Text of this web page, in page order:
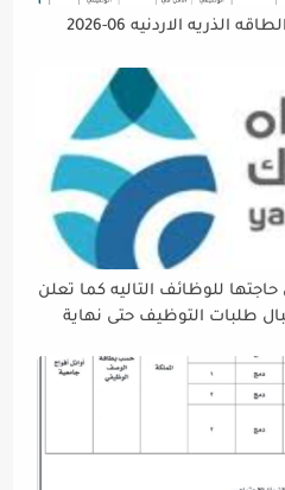
الاردنيه 06-2026
للوظائف التاليه كما تعلن
طلبات التوظيف حتى نهاية
لاستكمال إجراءات التقديم.